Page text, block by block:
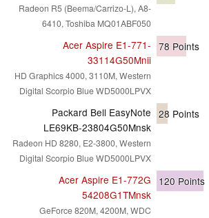
Radeon R5 (Beema/Carrizo-L), A8-
6410, Toshiba MQ01ABF050
Acer Aspire E1-771-
33114G50Mnii
HD Graphics 4000, 3110M, Western
Digital Scorpio Blue WD5000LPVX
78 Points
Packard Bell EasyNote
LE69KB-23804G50Mnsk
Radeon HD 8280, E2-3800, Western
Digital Scorpio Blue WD5000LPVX
28 Points
Acer Aspire E1-772G
54208G1TMnsk
GeForce 820M, 4200M, WDC
120 Points